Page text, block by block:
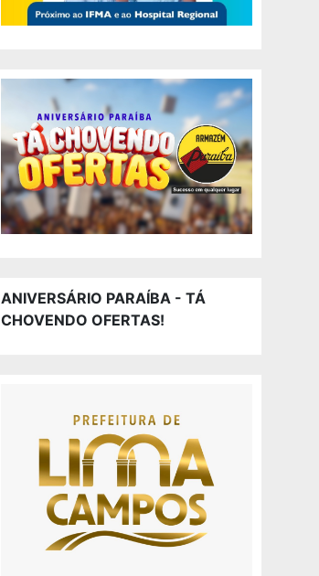
ANIVERSÁRIO PARAÍBA - TÁ
CHOVENDO OFERTAS!